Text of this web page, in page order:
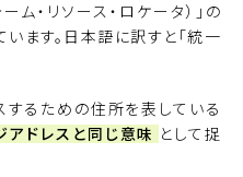
・リソース・ロケータ）」の
ます。日本語に訳すと「統一
るための住所を表している
ドレスと同じ意味 として捉